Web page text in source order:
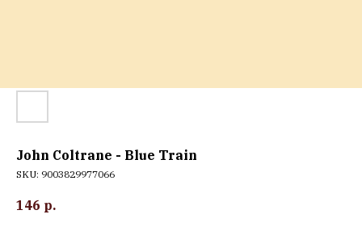
John Coltrane - Blue Train
SKU: 9003829977066
146 р.